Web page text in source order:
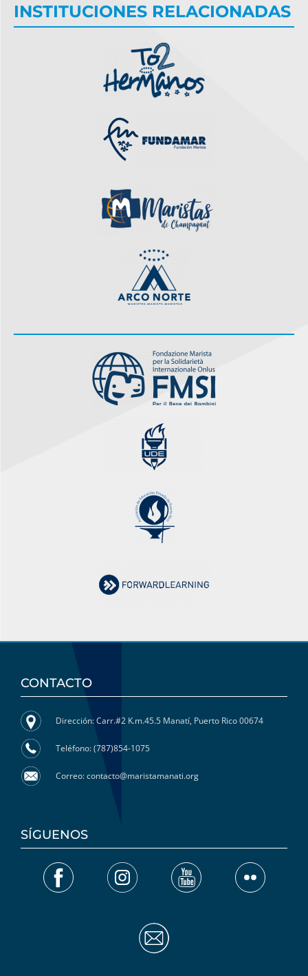
INSTITUCIONES RELACIONADAS
CONTACTO
Dirección: Carr.#2 K.m.45.5 Manatí, Puerto Rico 00674
Teléfono: (787)854-1075
Correo: contacto@maristamanati.org
SÍGUENOS